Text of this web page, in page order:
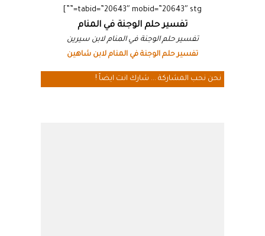
tabid=”20643″ mobid=”20643″ stg=””]
تفسير حلم الوجنة في المنام
تفسير حلم الوجنة في المنام لابن سيرين
تفسير حلم الوجنة في المنام لابن شاهين
نحن نحب المشاركة ... شارك انت ايضاً !